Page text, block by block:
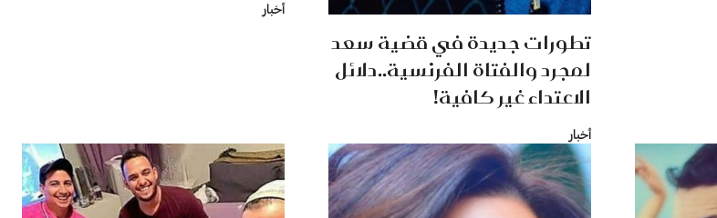
تطورات جديدة في قضية سعد
لمجرد والفتاة الفرنسية..دلائل
الاعتداء غير كافية!
أخبار
أخبار